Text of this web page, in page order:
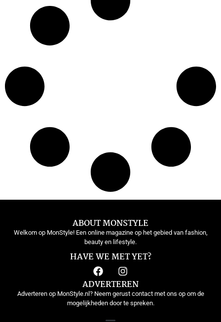
ABOUT MONSTYLE
Welkom op MonStyle! Een online magazine op het gebied van fashion,
beauty en lifestyle.
HAVE WE MET YET?
ADVERTEREN
Adverteren op MonStyle.nl? Neem gerust contact met ons op om de
mogelijkheden door te spreken.